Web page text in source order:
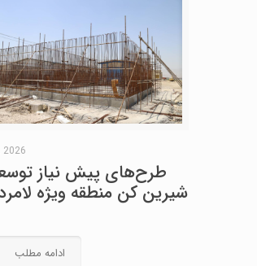
طرح‌های پیش نیاز
شیرین کن منطقه ویژه
ادامه مطلب